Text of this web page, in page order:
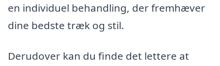
en individuel behandling, der fremhæver
dine bedste træk og stil.
Derudover kan du finde det lettere at